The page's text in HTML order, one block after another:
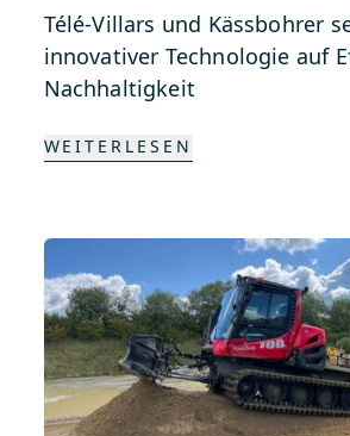
Télé-Villars und Kässbohrer
innovativer Technologie auf
Nachhaltigkeit
WEITERLESEN